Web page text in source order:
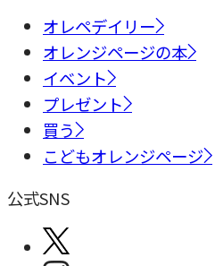
オレペデイリー
オレンジページの本
イベント
プレゼント
買う
こどもオレンジページ
公式SNS